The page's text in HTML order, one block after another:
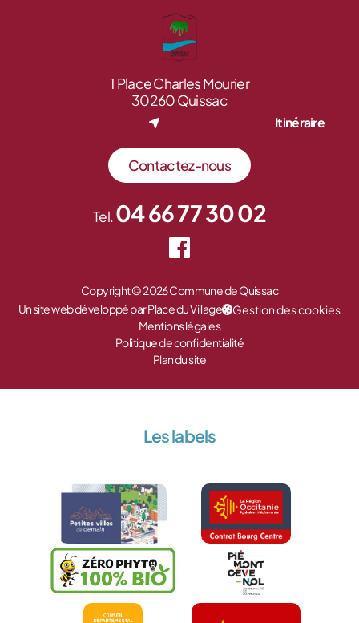
1 Place Charles Mourier
30260 Quissac
Itinéraire
Contactez-nous
Tel.04 66 77 30 02
Copyright © 2026 Commune de Quissac
Un site web développé par Place du Village
Gestion des cookies
Mentions légales
Politique de confidentialité
Plan du site
Les labels